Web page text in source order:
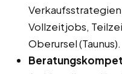
Vollzeitjobs,
Oberursel (Taunus).